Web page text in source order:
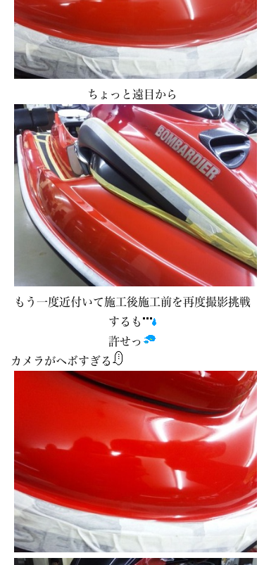
ちょっと遠目から
もう一度近付いて施工後施工前を再度撮影挑戦
するも
許せっ
カメラがヘボすぎる